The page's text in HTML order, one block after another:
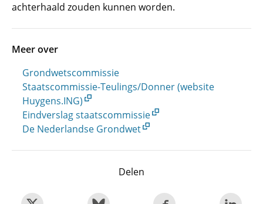
achterhaald zouden kunnen worden.
Meer over
Grondwetscommissie
Staatscommissie-Teulings/Donner (website
Huygens.ING)
Eindverslag staatscommissie
De Nederlandse Grondwet
Delen